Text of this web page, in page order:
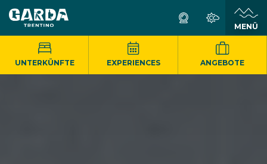
MENÜ
UNTERKÜNFTE EXPERIENCES ANGEBOTE